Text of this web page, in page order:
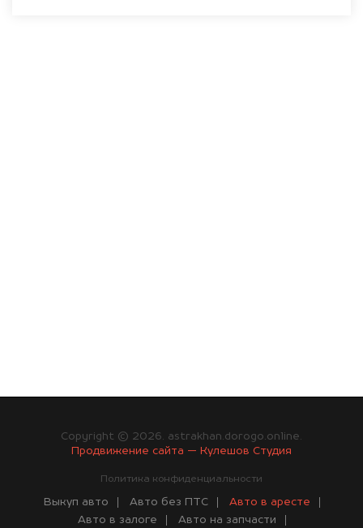
Copyright © 2026. astrakhan.dorogo.online.
Продвижение сайта — Кулешов Студия
Политика конфиденциальности
Выкуп авто Авто без ПТС
Авто в аресте
Авто в залоге
Авто на запчасти